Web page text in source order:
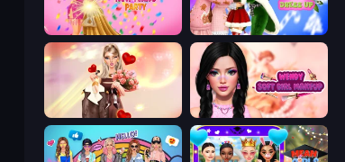
Dress To Impress: New Year's Party Christmas Girls Dress Up
GRWM Date Night Wendy Soft Girl Makeup